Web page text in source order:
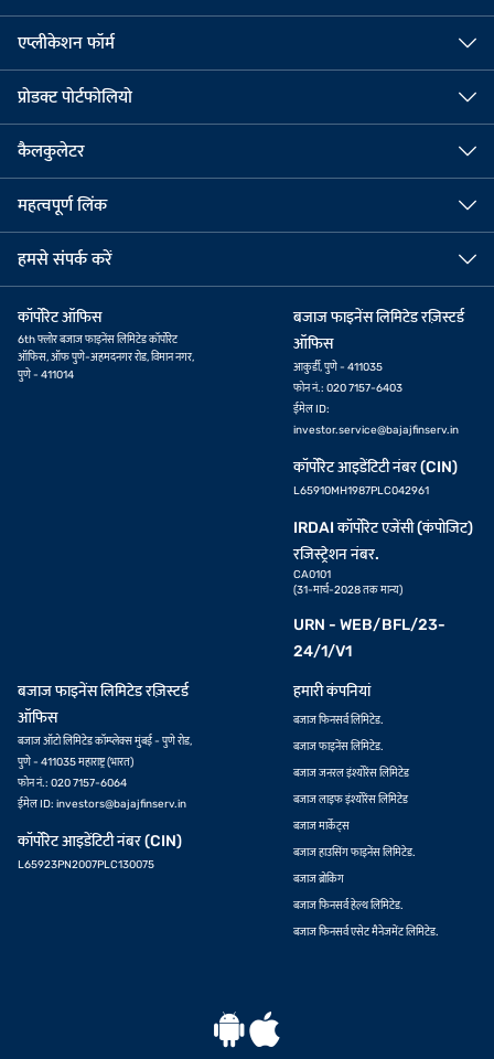
एप्लीकेशन फॉर्म
प्रोडक्ट पोर्टफोलियो
कैलकुलेटर
महत्वपूर्ण लिंक
हमसे संपर्क करें
कॉर्पोरेट ऑफिस
6th फ्लोर बजाज फाइनेंस लिमिटेड कॉर्पोरेट
ऑफिस, ऑफ पुणे-अहमदनगर रोड, विमान नगर,
पुणे - 411014
बजाज फाइनेंस लिमिटेड रज़िस्टर्ड
ऑफिस
आकुर्डी, पुणे - 411035
फोन नं.: 020 7157-6403
ईमेल ID:
investor.service@bajajfinserv.in
कॉर्पोरेट आइडेंटिटी नंबर (CIN)
L65910MH1987PLC042961
IRDAI कॉर्पोरेट एजेंसी (कंपोजिट)
रजिस्ट्रेशन नंबर.
CA0101
(31-मार्च-2028 तक मान्य)
URN - WEB/BFL/23-
24/1/V1
बजाज फाइनेंस लिमिटेड रज़िस्टर्ड
ऑफिस
बजाज ऑटो लिमिटेड कॉम्प्लेक्स मुंबई - पुणे रोड,
पुणे - 411035 महाराष्ट्र (भारत)
फोन नं.: 020 7157-6064
ईमेल ID: investors@bajajfinserv.in
कॉर्पोरेट आइडेंटिटी नंबर (CIN)
L65923PN2007PLC130075
हमारी कंपनियां
बजाज फिनसर्व लिमिटेड.
बजाज फाइनेंस लिमिटेड.
बजाज जनरल इंश्योरेंस लिमिटेड
बजाज लाइफ इंश्योरेंस लिमिटेड
बजाज मार्केट्स
बजाज हाउसिंग फाइनेंस लिमिटेड.
बजाज ब्रोकिंग
बजाज फिनसर्व हेल्थ लिमिटेड.
बजाज फिनसर्व एसेट मैनेजमेंट लिमिटेड.